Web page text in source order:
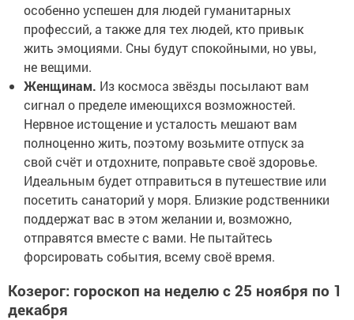
особенно успешен для людей гуманитарных
профессий, а также для тех людей, кто привык
жить эмоциями. Сны будут спокойными, но увы,
не вещими.
Женщинам. Из космоса звёзды посылают вам
сигнал о пределе имеющихся возможностей.
Нервное истощение и усталость мешают вам
полноценно жить, поэтому возьмите отпуск за
свой счёт и отдохните, поправьте своё здоровье.
Идеальным будет отправиться в путешествие или
посетить санаторий у моря. Близкие родственники
поддержат вас в этом желании и, возможно,
отправятся вместе с вами. Не пытайтесь
форсировать события, всему своё время.
Козерог: гороскоп на неделю с 25 ноября по 1
декабря